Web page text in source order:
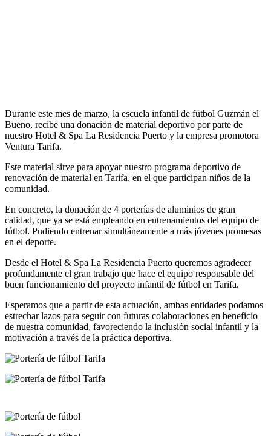
Durante este mes de marzo, la escuela infantil de fútbol Guzmán el
Bueno, recibe una donación de material deportivo por parte de
nuestro Hotel & Spa La Residencia Puerto y la empresa promotora
Ventura Tarifa.
Este material sirve para apoyar nuestro programa deportivo de
renovación de material en Tarifa, en el que participan niños de la
comunidad.
En concreto, la donación de 4 porterías de aluminios de gran
calidad, que ya se está empleando en entrenamientos del equipo de
fútbol. Pudiendo entrenar simultáneamente a más jóvenes promesas
en el deporte.
Desde el Hotel & Spa La Residencia Puerto queremos agradecer
profundamente el gran trabajo que hace el equipo responsable del
buen funcionamiento del proyecto infantil de fútbol en Tarifa.
Esperamos que a partir de esta actuación, ambas entidades podamos
estrechar lazos para seguir con futuras colaboraciones en beneficio
de nuestra comunidad, favoreciendo la inclusión social infantil y la
motivación a través de la práctica deportiva.